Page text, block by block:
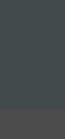
réseaux